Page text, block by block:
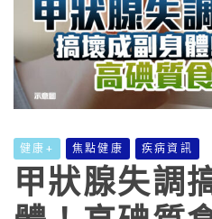
健康+ 焦點健康 疾病資訊
甲狀腺失調